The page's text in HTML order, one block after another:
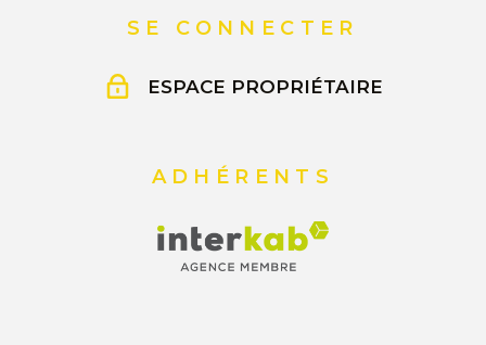
SE CONNECTER
ESPACE PROPRIÉTAIRE
ADHÉRENTS